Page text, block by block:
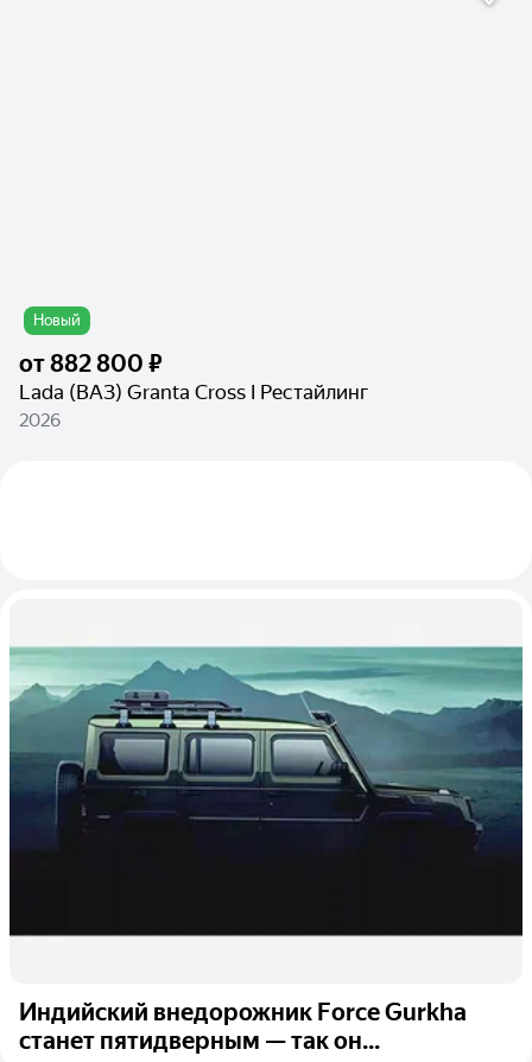
Новый
от882 800 ₽
Lada (ВАЗ) Granta Cross I Рестайлинг
2026
Индийский внедорожник Force Gurkha
станет пятидверным — так он...